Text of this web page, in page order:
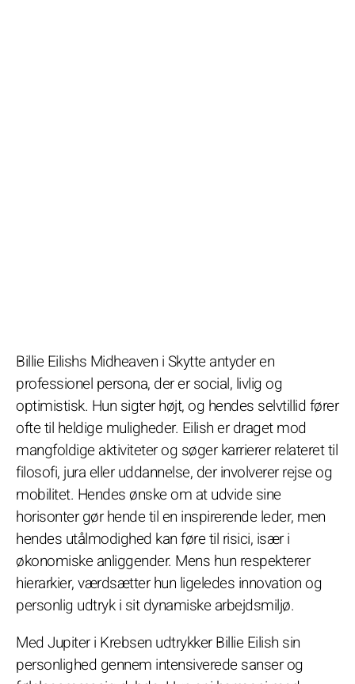
Billie Eilishs Midheaven i Skytte antyder en
professionel persona, der er social, livlig og
optimistisk. Hun sigter højt, og hendes selvtillid fører
ofte til heldige muligheder. Eilish er draget mod
mangfoldige aktiviteter og søger karrierer relateret til
filosofi, jura eller uddannelse, der involverer rejse og
mobilitet. Hendes ønske om at udvide sine
horisonter gør hende til en inspirerende leder, men
hendes utålmodighed kan føre til risici, især i
økonomiske anliggender. Mens hun respekterer
hierarkier, værdsætter hun ligeledes innovation og
personlig udtryk i sit dynamiske arbejdsmiljø.
Med Jupiter i Krebsen udtrykker Billie Eilish sin
personlighed gennem intensiverede sanser og